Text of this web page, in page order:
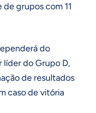
de grupos com 11
do
líder do Grupo D,
de resultados
caso de vitória